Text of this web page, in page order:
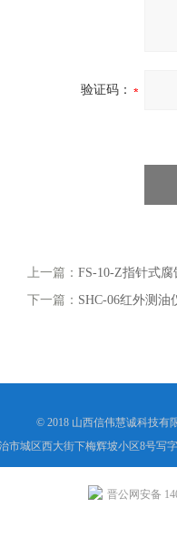
验证码：
上一篇： FS-10-Z指针式
下一篇： SHC-06红外测油
© 2018 山西信伟慧诚科技有
市城区西大街下梅辉坡小区8号写
晋公网安备